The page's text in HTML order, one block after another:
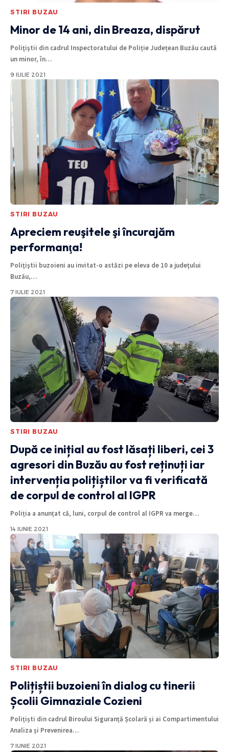
STIRI BUZAU
Minor de 14 ani, din Breaza, dispărut
Poliţiştii din cadrul Inspectoratului de Poliție Județean Buzău caută
un minor, în…
9 IULIE 2021
STIRI BUZAU
Apreciem reuşitele şi încurajăm
performanţa!
Poliţiştii buzoieni au invitat-o astăzi pe eleva de 10 a judeţului
Buzău,…
7 IULIE 2021
STIRI BUZAU
După ce inițial au fost lăsați liberi, cei 3
agresori din Buzău au fost reținuți iar
intervenția polițiștilor va fi verificată
de corpul de control al IGPR
Poliția a anunțat că, luni, corpul de control al IGPR va merge…
14 IUNIE 2021
STIRI BUZAU
Polițiștii buzoieni în dialog cu tinerii
Școlii Gimnaziale Cozieni
Polițiști din cadrul Biroului Siguranță Școlară și ai Compartimentului
Analiza și Prevenirea…
7 IUNIE 2021